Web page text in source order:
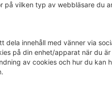
på vilken typ av webbläsare du
dela innehåll med vänner via
på din enhet/apparat när du
av cookies och hur du kan